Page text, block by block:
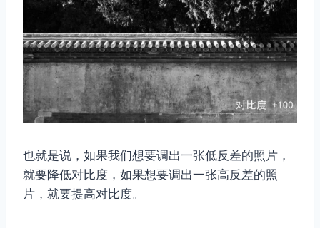
也就是说，如果我们想要调出一张低反差的照片，
就要降低对比度，如果想要调出一张高反差的照
片，就要提高对比度。